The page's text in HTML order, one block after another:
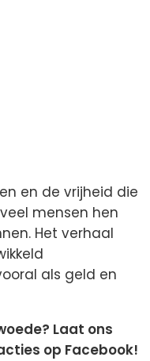
en de vrijheid die
mensen hen
Het verhaal
als geld en
Laat ons
op Facebook!